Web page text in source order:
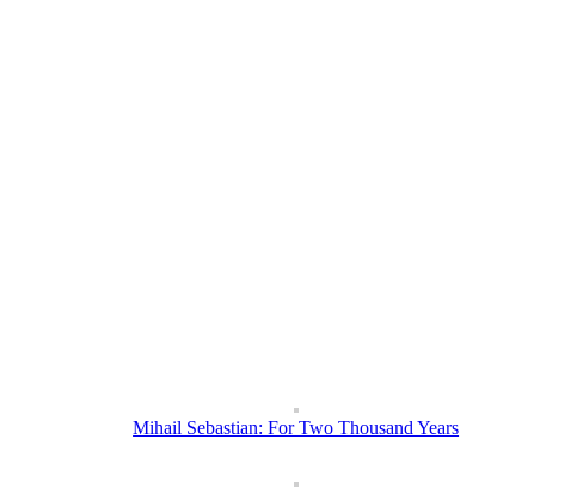
Mihail Sebastian: For Two Thousand Years